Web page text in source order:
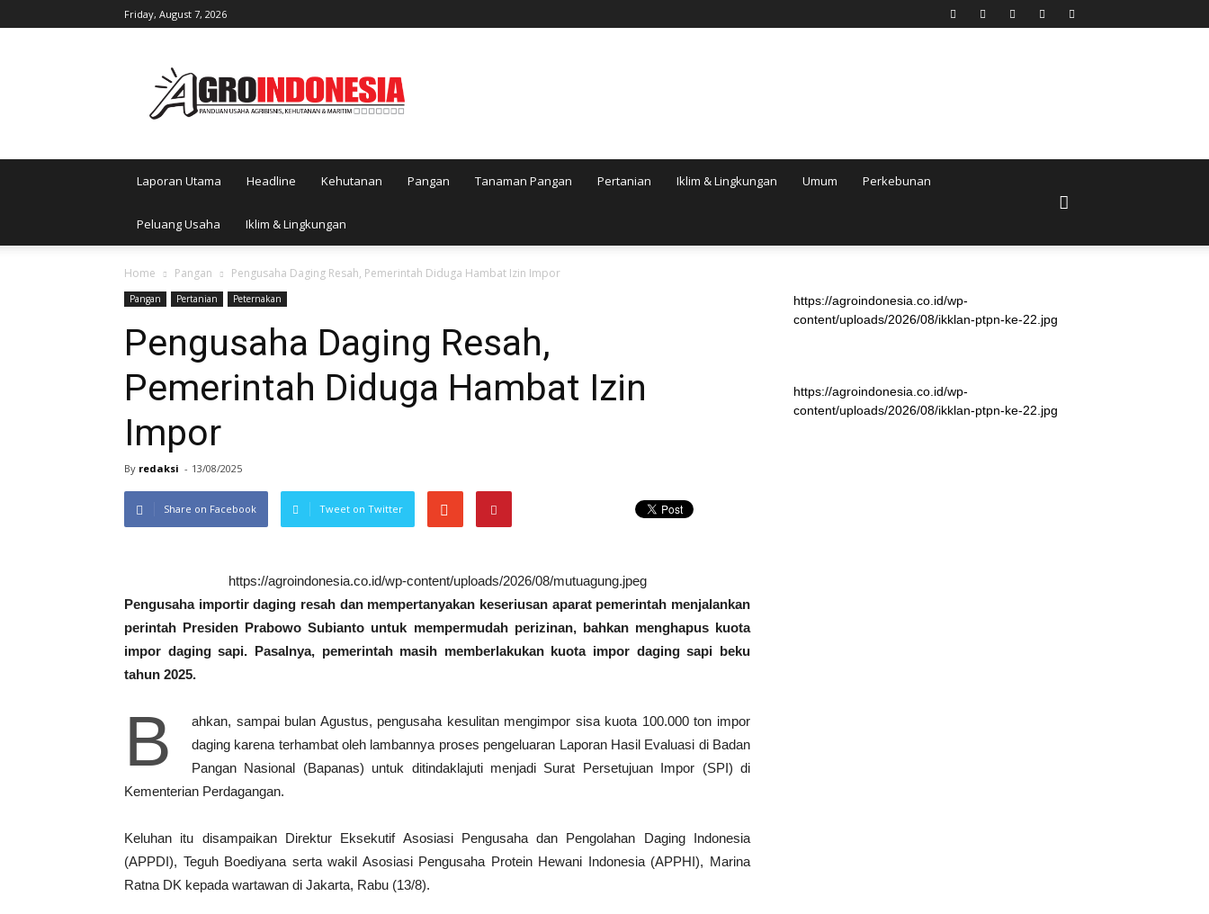
Friday, August 7, 2026
Laporan Utama Headline Kehutanan Pangan Tanaman Pangan Pertanian Iklim & Lingkungan Umum Perkebunan
Peluang Usaha Iklim & Lingkungan
Home Pangan Pengusaha Daging Resah, Pemerintah Diduga Hambat Izin Impor
Pangan Pertanian Peternakan
Pengusaha Daging Resah,
Pemerintah Diduga Hambat Izin
Impor
By redaksi - 13/08/2025
Share on Facebook Tweet on Twitter
https://agroindonesia.co.id/wp-content/uploads/2026/08/mutuagung.jpeg
Pengusaha importir daging resah dan mempertanyakan keseriusan aparat pemerintah menjalankan
perintah Presiden Prabowo Subianto untuk mempermudah perizinan, bahkan menghapus kuota
impor daging sapi. Pasalnya, pemerintah masih memberlakukan kuota impor daging sapi beku
tahun 2025.
B
ahkan, sampai bulan Agustus, pengusaha kesulitan mengimpor sisa kuota 100.000 ton impor
daging karena terhambat oleh lambannya proses pengeluaran Laporan Hasil Evaluasi di Badan
Pangan Nasional (Bapanas) untuk ditindaklajuti menjadi Surat Persetujuan Impor (SPI) di
Kementerian Perdagangan.
Keluhan itu disampaikan Direktur Eksekutif Asosiasi Pengusaha dan Pengolahan Daging Indonesia
(APPDI), Teguh Boediyana serta wakil Asosiasi Pengusaha Protein Hewani Indonesia (APPHI), Marina
Ratna DK kepada wartawan di Jakarta, Rabu (13/8).
https://agroindonesia.co.id/wp-
content/uploads/2026/08/ikklan-ptpn-ke-22.jpg
https://agroindonesia.co.id/wp-
content/uploads/2026/08/ikklan-ptpn-ke-22.jpg